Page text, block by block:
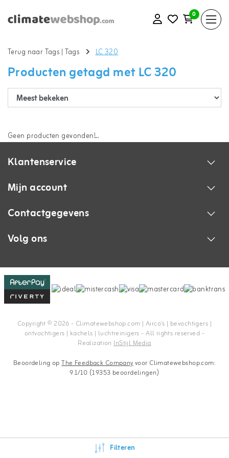
0
Terug naar Tags | Tags LC 320
Producten getagd met LC 320
Geen producten gevonden!...
Klantenservice
Mijn account
Contactgegevens
Volg ons
Copyright © 2026 - Climatewebshop.com | Airco's | bevochtigers |
ontvochtigers | kachels | luchtreinigers - All rights reserved -
RealizationInStijl Media
Filteren
Beoordeling opThe Feedback Companyvoor Climatewebshop.com:
9.1/10 (19353 beoordelingen)